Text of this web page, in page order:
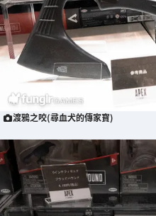
渡鴉之咬(尋血犬的傳家寶)